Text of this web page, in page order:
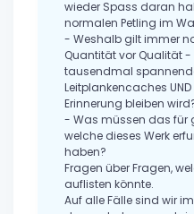
wieder Spass daran
normalen Petling im
- Weshalb gilt immer
Quantität vor Qualität
tausendmal
Leitplankencaches
Erinnerung bleiben
- Was müssen das für
welche dieses Werk
haben?
Fragen über Fragen,
auflisten könnte.
Auf alle Fälle sind wir